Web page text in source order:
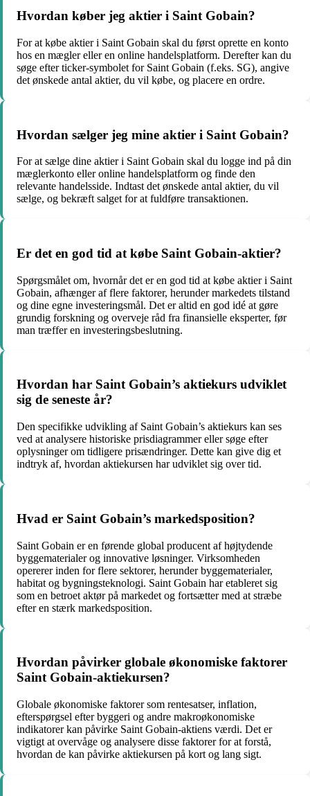
Hvordan køber jeg aktier i Saint Gobain?
For at købe aktier i Saint Gobain skal du først oprette en konto
hos en mægler eller en online handelsplatform. Derefter kan du
søge efter ticker-symbolet for Saint Gobain (f.eks. SG), angive
det ønskede antal aktier, du vil købe, og placere en ordre.
Hvordan sælger jeg mine aktier i Saint Gobain?
For at sælge dine aktier i Saint Gobain skal du logge ind på din
mæglerkonto eller online handelsplatform og finde den
relevante handelsside. Indtast det ønskede antal aktier, du vil
sælge, og bekræft salget for at fuldføre transaktionen.
Er det en god tid at købe Saint Gobain-aktier?
Spørgsmålet om, hvornår det er en god tid at købe aktier i Saint
Gobain, afhænger af flere faktorer, herunder markedets tilstand
og dine egne investeringsmål. Det er altid en god idé at gøre
grundig forskning og overveje råd fra finansielle eksperter, før
man træffer en investeringsbeslutning.
Hvordan har Saint Gobain’s aktiekurs udviklet
sig de seneste år?
Den specifikke udvikling af Saint Gobain’s aktiekurs kan ses
ved at analysere historiske prisdiagrammer eller søge efter
oplysninger om tidligere prisændringer. Dette kan give dig et
indtryk af, hvordan aktiekursen har udviklet sig over tid.
Hvad er Saint Gobain’s markedsposition?
Saint Gobain er en førende global producent af højtydende
byggematerialer og innovative løsninger. Virksomheden
opererer inden for flere sektorer, herunder byggematerialer,
habitat og bygningsteknologi. Saint Gobain har etableret sig
som en betroet aktør på markedet og fortsætter med at stræbe
efter en stærk markedsposition.
Hvordan påvirker globale økonomiske faktorer
Saint Gobain-aktiekursen?
Globale økonomiske faktorer som rentesatser, inflation,
efterspørgsel efter byggeri og andre makroøkonomiske
indikatorer kan påvirke Saint Gobain-aktiens værdi. Det er
vigtigt at overvåge og analysere disse faktorer for at forstå,
hvordan de kan påvirke aktiekursen på kort og lang sigt.